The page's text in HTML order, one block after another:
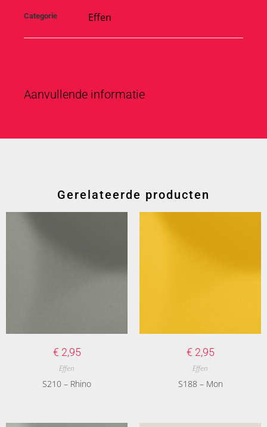
Categorie Effen
Aanvullende informatie
Gerelateerde producten
€ 2,95
Effen
S210 – Rhino
€ 2,95
Effen
S188 – Mon